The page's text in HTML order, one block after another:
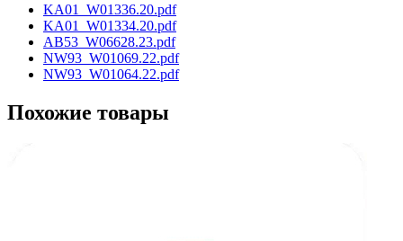
KA01_W01336.20.pdf
KA01_W01334.20.pdf
AB53_W06628.23.pdf
NW93_W01069.22.pdf
NW93_W01064.22.pdf
Похожие товары